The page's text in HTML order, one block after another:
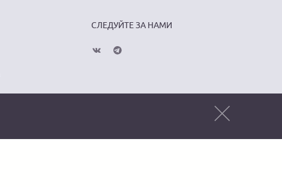
СЛЕДУЙТЕ ЗА НАМИ